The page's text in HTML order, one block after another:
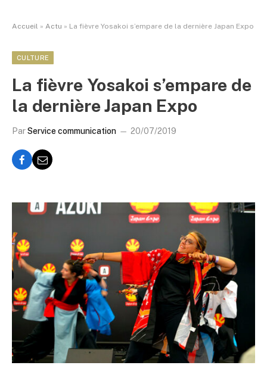
Accueil » Actu » La fièvre Yosakoi s’empare de la dernière Japan Expo
CULTURE
La fièvre Yosakoi s’empare de
la dernière Japan Expo
ParService communication 20/07/2019